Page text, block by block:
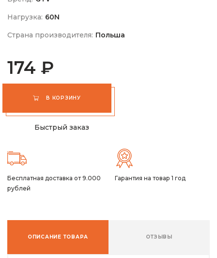
Нагрузка: 60N
Страна производителя: Польша
174 ₽
В КОРЗИНУ
Быстрый заказ
Бесплатная доставка от 9.000
рублей
Гарантия на товар 1 год
ОПИСАНИЕ ТОВАРА ОТЗЫВЫ